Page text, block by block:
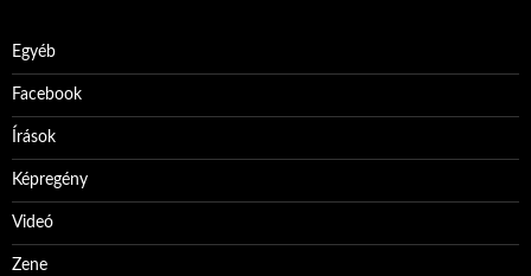
Egyéb
Facebook
Írások
Képregény
Videó
Zene